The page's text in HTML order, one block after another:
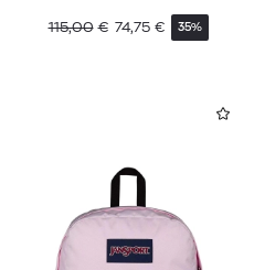
115,00 € 74,75 € 35%